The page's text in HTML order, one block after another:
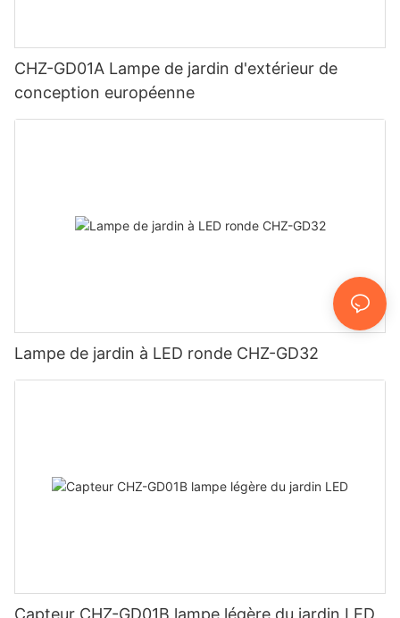
CHZ-GD01A Lampe de jardin d'extérieur de
conception européenne
Lampe de jardin à LED ronde CHZ-GD32
Capteur CHZ-GD01B lampe légère du jardin LED